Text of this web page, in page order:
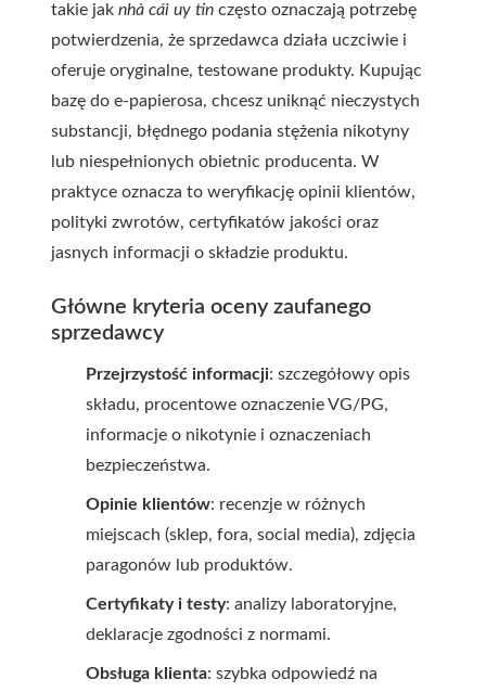
takie jak nhà cái uy tin często oznaczają potrzebę
potwierdzenia, że sprzedawca działa uczciwie i
oferuje oryginalne, testowane produkty. Kupując
bazę do e-papierosa, chcesz uniknąć nieczystych
substancji, błędnego podania stężenia nikotyny
lub niespełnionych obietnic producenta. W
praktyce oznacza to weryfikację opinii klientów,
polityki zwrotów, certyfikatów jakości oraz
jasnych informacji o składzie produktu.
Główne kryteria oceny zaufanego
sprzedawcy
Przejrzystość informacji: szczegółowy opis
składu, procentowe oznaczenie VG/PG,
informacje o nikotynie i oznaczeniach
bezpieczeństwa.
Opinie klientów: recenzje w różnych
miejscach (sklep, fora, social media), zdjęcia
paragonów lub produktów.
Certyfikaty i testy: analizy laboratoryjne,
deklaracje zgodności z normami.
Obsługa klienta: szybka odpowiedź na